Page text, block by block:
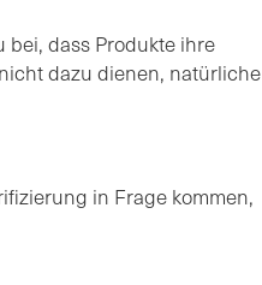
dass Produkte ihre
dazu dienen, natürliche
in Frage kommen,